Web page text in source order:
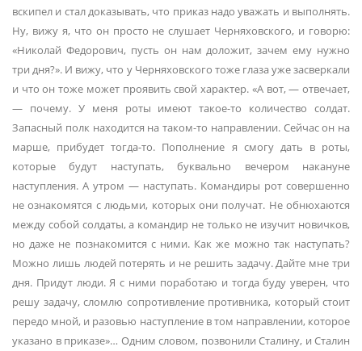
вскипел и стал доказывать, что приказ надо уважать и выполнять.
Ну, вижу я, что он просто не слушает Черняховского, и говорю:
«Николай Федорович, пусть он нам доложит, зачем ему нужно
три дня?». И вижу, что у Черняховского тоже глаза уже засверкали
и что он тоже может проявить свой характер. «А вот, — отвечает,
— почему. У меня роты имеют такое-то количество солдат.
Запасный полк находится на таком-то направлении. Сейчас он на
марше, прибудет тогда-то. Пополнение я смогу дать в роты,
которые будут наступать, буквально вечером накануне
наступления. А утром — наступать. Командиры рот совершенно
не ознакомятся с людьми, которых они получат. Не обнюхаются
между собой солдаты, а командир не только не изучит новичков,
но даже не познакомится с ними. Как же можно так наступать?
Можно лишь людей потерять и не решить задачу. Дайте мне три
дня. Придут люди. Я с ними поработаю и тогда буду уверен, что
решу задачу, сломлю сопротивление противника, который стоит
передо мной, и разовью наступление в том направлении, которое
указано в приказе»… Одним словом, позвонили Сталину, и Сталин